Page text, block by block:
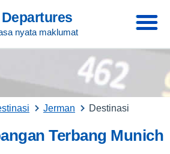
nyata maklumat
Jerman Destinasi
Terbang Munich